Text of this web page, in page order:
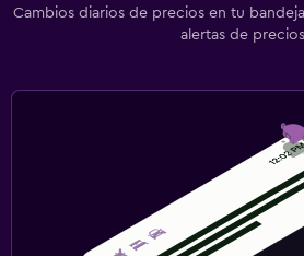
Cambios diarios de precios en tu
alertas de